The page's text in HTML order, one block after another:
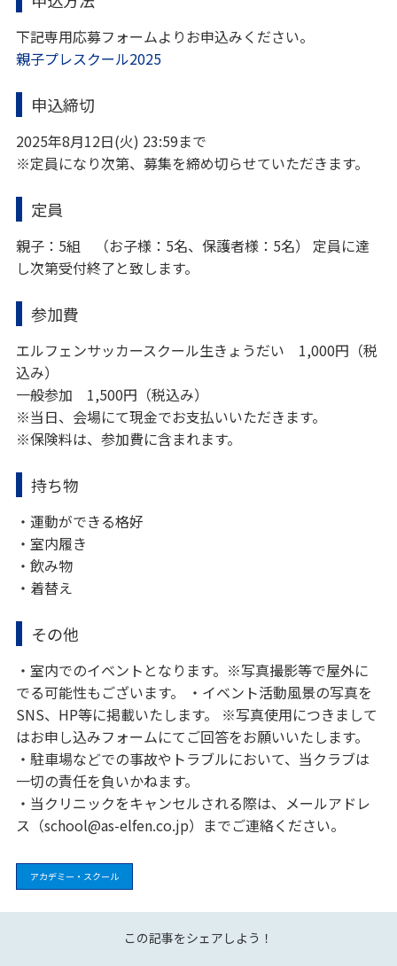
下記専用応募フォームよりお申込みください。
親子プレスクール2025
申込締切
2025年8月12日(火) 23:59まで
※定員になり次第、募集を締め切らせていただきます。
定員
親子：5組 （お子様：5名、保護者様：5名） 定員に達
し次第受付終了と致します。
参加費
エルフェンサッカースクール生きょうだい 1,000円（税
込み）
一般参加 1,500円（税込み）
※当日、会場にて現金でお支払いいただきます。
※保険料は、参加費に含まれます。
持ち物
・運動ができる格好
・室内履き
・飲み物
・着替え
その他
・室内でのイベントとなります。※写真撮影等で屋外に
でる可能性もございます。 ・イベント活動風景の写真を
SNS、HP等に掲載いたします。 ※写真使用につきまして
はお申し込みフォームにてご回答をお願いいたします。
・駐車場などでの事故やトラブルにおいて、当クラブは
一切の責任を負いかねます。
・当クリニックをキャンセルされる際は、メールアドレ
ス（school@as-elfen.co.jp）までご連絡ください。
アカデミー・スクール
この記事をシェアしよう！